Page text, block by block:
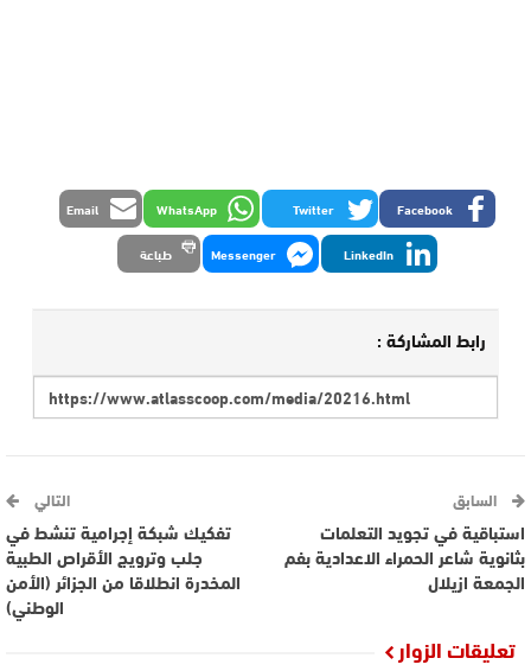
Facebook
Twitter
WhatsApp
Email
LinkedIn
Messenger طباعة
رابط المشاركة :
السابق
استباقية في تجويد التعلمات
بثانوية شاعر الحمراء الاعدادية بفم
الجمعة ازيلال
التالي
تفكيك شبكة إجرامية تنشط في
جلب وترويج الأقراص الطبية
المخدرة انطلاقا من الجزائر (الأمن
الوطني)
تعليقات الزوار